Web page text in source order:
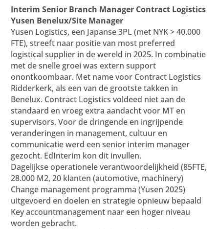
Interim Senior Branch Manager Contract Logistics
Yusen Benelux/Site Manager
Yusen Logistics, een Japanse 3PL (met NYK > 40.000
FTE), streeft naar positie van most preferred
logistical supplier in de wereld in 2025. In combinatie
met de snelle groei was extern support
onontkoombaar. Met name voor Contract Logistics
Ridderkerk, als een van de grootste takken in
Benelux. Contract Logistics voldeed niet aan de
standaard en vroeg extra aandacht voor MT en
supervisors. Voor de dringende en ingrijpende
veranderingen in management, cultuur en
communicatie werd een senior interim manager
gezocht. EdInterim kon dit invullen.
Dagelijkse operationele verantwoordelijkheid (85FTE,
28.000 M2, 20 klanten (automotive, machinery)
Change management programma (Yusen 2025)
uitgevoerd en doelen en strategie opnieuw bepaald
Key accountmanagement naar een hoger niveau
worden gebracht.